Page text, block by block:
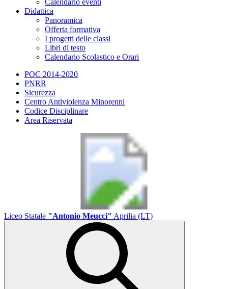
Calendario eventi
Didattica
Panoramica
Offerta formativa
I progetti delle classi
Libri di testo
Calendario Scolastico e Orari
POC 2014-2020
PNRR
Sicurezza
Centro Antiviolenza Minorenni
Codice Disciplinare
Area Riservata
Liceo Statale "Antonio Meucci" Aprilia (LT)